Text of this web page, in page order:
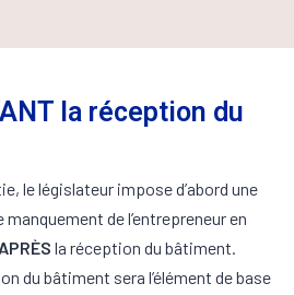
la réception du
le législateur impose d’abord une
de l’entrepreneur en
APRÈS la réception du bâtiment.
du bâtiment sera l’élément de base